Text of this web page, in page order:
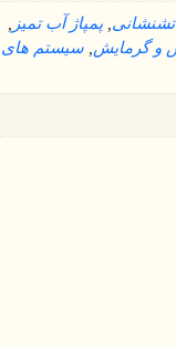
پمپاژ آب تمیز
و گرمایش سیستم های